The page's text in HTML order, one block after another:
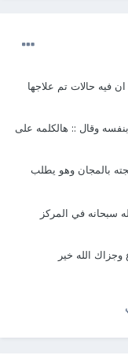
فيه حالات تم علاجها
وقال :: هالكلمه على
بالمجان وهو يطلب
سبحانه في المركز
الله خير